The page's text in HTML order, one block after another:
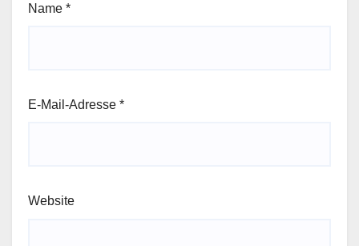
Name *
E-Mail-Adresse *
Website